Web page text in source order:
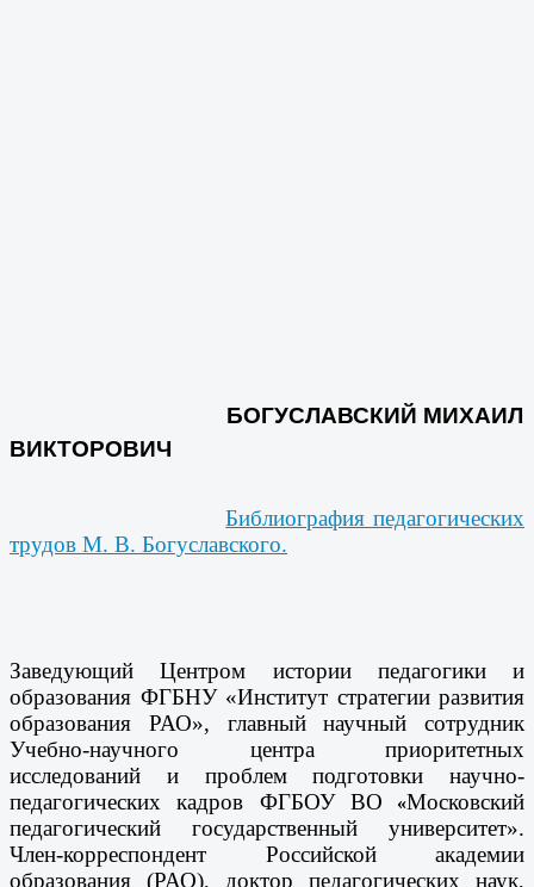
БОГУСЛАВСКИЙ МИХАИЛ
ВИКТОРОВИЧ
Библиография педагогических
трудов М. В. Богуславского.
Заведующий Центром истории педагогики и
образования ФГБНУ «Институт стратегии развития
образования РАО», главный научный сотрудник
Учебно-научного центра приоритетных
исследований и проблем подготовки научно-
педагогических кадров ФГБОУ ВО «Московский
педагогический государственный университет».
Член-корреспондент Российской академии
образования (РАО), доктор педагогических наук,